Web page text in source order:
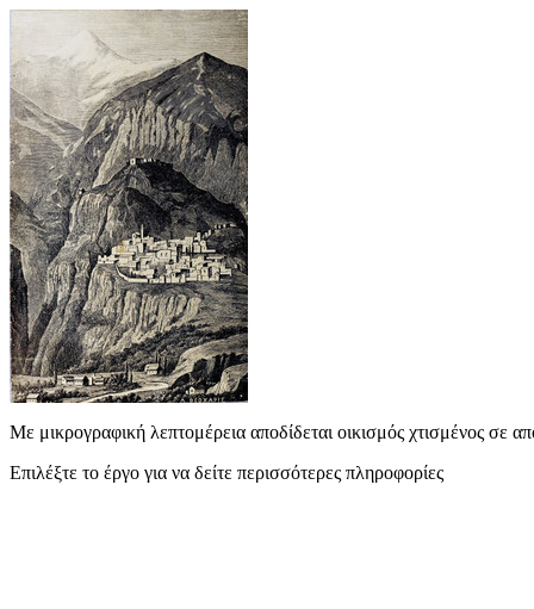
Με μικρογραφική λεπτομέρεια αποδίδεται οικισμός χτισμένος σε
Επιλέξτε το έργο για να δείτε περισσότερες πληροφορίες